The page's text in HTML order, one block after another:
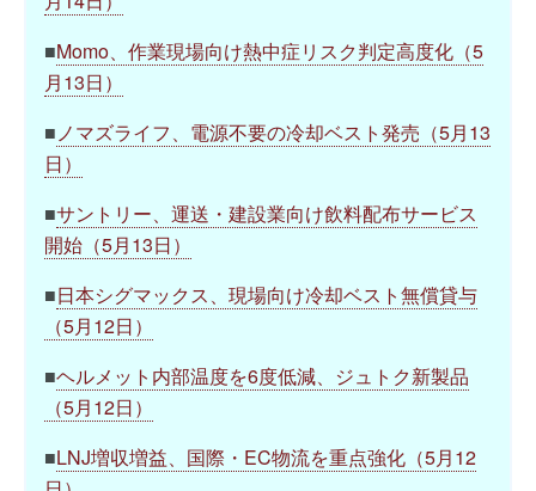
■Momo、作業現場向け熱中症リスク判定高度化（5
月13日）
■ノマズライフ、電源不要の冷却ベスト発売（5月13
日）
■サントリー、運送・建設業向け飲料配布サービス
開始（5月13日）
■日本シグマックス、現場向け冷却ベスト無償貸与
（5月12日）
■ヘルメット内部温度を6度低減、ジュトク新製品
（5月12日）
■LNJ増収増益、国際・EC物流を重点強化（5月12